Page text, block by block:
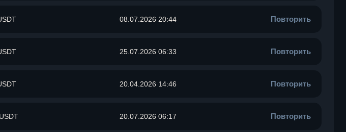
08.07.2026 20:44 Повторить
25.07.2026 06:33 Повторить
20.04.2026 14:46 Повторить
20.07.2026 06:17 Повторить